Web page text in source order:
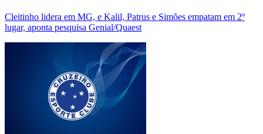
Cleitinho lidera em MG, e Kalil, Patrus e Simões empatam em 2º
lugar, aponta pesquisa Genial/Quaest